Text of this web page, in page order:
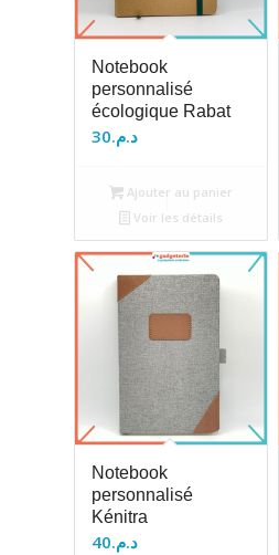
Notebook
personnalisé
écologique Rabat
د.م.30
Ajouter au panier
Voir les détails
Notebook
personnalisé
Kénitra
د.م.40